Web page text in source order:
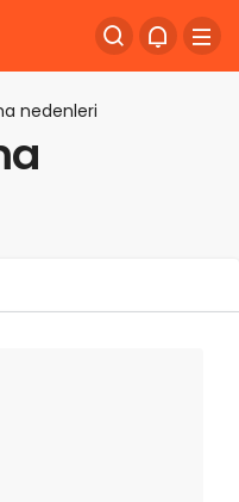
nedenleri